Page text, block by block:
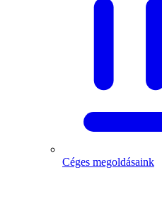
Céges megoldásaink